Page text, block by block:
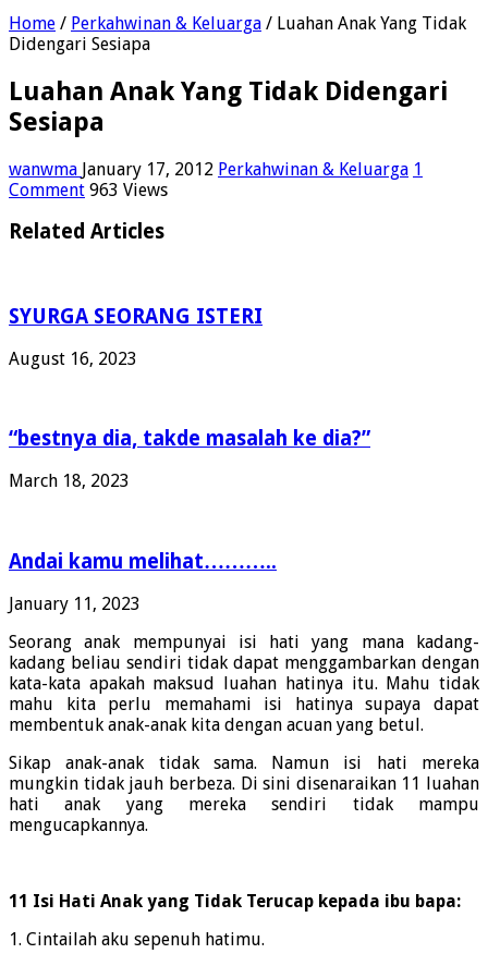
Home / Perkahwinan & Keluarga / Luahan Anak Yang Tidak
Didengari Sesiapa
Luahan Anak Yang Tidak Didengari
Sesiapa
wanwma January 17, 2012 Perkahwinan & Keluarga 1
Comment 963 Views
Related Articles
SYURGA SEORANG ISTERI
August 16, 2023
“bestnya dia, takde masalah ke dia?”
March 18, 2023
Andai kamu melihat………..
January 11, 2023
Seorang anak mempunyai isi hati yang mana kadang-
kadang beliau sendiri tidak dapat menggambarkan dengan
kata-kata apakah maksud luahan hatinya itu. Mahu tidak
mahu kita perlu memahami isi hatinya supaya dapat
membentuk anak-anak kita dengan acuan yang betul.
Sikap anak-anak tidak sama. Namun isi hati mereka
mungkin tidak jauh berbeza. Di sini disenaraikan 11 luahan
hati anak yang mereka sendiri tidak mampu
mengucapkannya.
11 Isi Hati Anak yang Tidak Terucap kepada ibu bapa:
1. Cintailah aku sepenuh hatimu.